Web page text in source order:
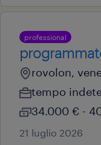
professional
rovolon,
tempo
34.000 € -
21 luglio 2026